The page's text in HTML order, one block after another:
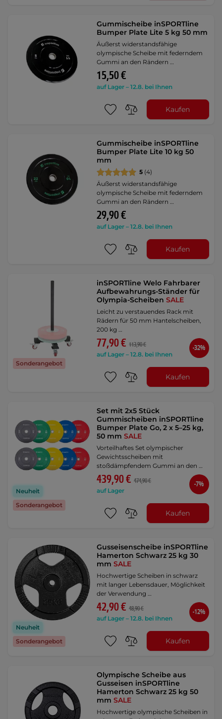
Gummischeibe inSPORTline
Bumper Plate Lite 5 kg 50 mm
Äußerst widerstandsfähige
olympische Scheibe mit federndem
Gummi an den Rändern …
15,50 €
auf Lager – 12.8. bei Ihnen
Kaufen
Gummischeibe inSPORTline
Bumper Plate Lite 10 kg 50
mm
5 (4)
Äußerst widerstandsfähige
olympische Scheibe mit federndem
Gummi an den Rändern …
29,90 €
auf Lager – 12.8. bei Ihnen
Kaufen
Sonderangebot
inSPORTline Welo Fahrbarer
Aufbewahrungs-Ständer für
Olympia-ScheibenSALE
Leicht zu verstauendes Rack mit
Rädern für 50 mm Hantelscheiben,
200 kg …
77,90 € 113,90 €
auf Lager – 12.8. bei Ihnen
-32%
Kaufen
Neuheit
Sonderangebot
Set mit 2x5 Stück
Gummischeiben inSPORTline
Bumper Plate Go, 2 x 5–25 kg,
50 mmSALE
Vorteilhaftes Set olympischer
Gewichtsscheiben mit
stoßdämpfendem Gummi an den …
439,90 € 474,90 €
auf Lager
-7%
Kaufen
Neuheit
Sonderangebot
Gusseisenscheibe inSPORTline
Hamerton Schwarz 25 kg 30
mmSALE
Hochwertige Scheiben in schwarz
mit langer Lebensdauer, Möglichkeit
der Verwendung …
42,90 € 48,90 €
auf Lager – 12.8. bei Ihnen
-12%
Kaufen
Olympische Scheibe aus
Gusseisen inSPORTline
Hamerton Schwarz 25 kg 50
mmSALE
Hochwertige olympische Scheiben in